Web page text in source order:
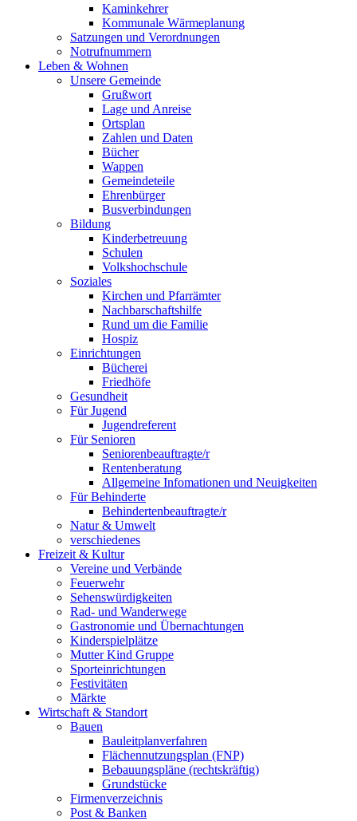
Kaminkehrer
Kommunale Wärmeplanung
Satzungen und Verordnungen
Notrufnummern
Leben & Wohnen
Unsere Gemeinde
Grußwort
Lage und Anreise
Ortsplan
Zahlen und Daten
Bücher
Wappen
Gemeindeteile
Ehrenbürger
Busverbindungen
Bildung
Kinderbetreuung
Schulen
Volkshochschule
Soziales
Kirchen und Pfarrämter
Nachbarschaftshilfe
Rund um die Familie
Hospiz
Einrichtungen
Bücherei
Friedhöfe
Gesundheit
Für Jugend
Jugendreferent
Für Senioren
Seniorenbeauftragte/r
Rentenberatung
Allgemeine Infomationen und Neuigkeiten
Für Behinderte
Behindertenbeauftragte/r
Natur & Umwelt
verschiedenes
Freizeit & Kultur
Vereine und Verbände
Feuerwehr
Sehenswürdigkeiten
Rad- und Wanderwege
Gastronomie und Übernachtungen
Kinderspielplätze
Mutter Kind Gruppe
Sporteinrichtungen
Festivitäten
Märkte
Wirtschaft & Standort
Bauen
Bauleitplanverfahren
Flächennutzungsplan (FNP)
Bebauungspläne (rechtskräftig)
Grundstücke
Firmenverzeichnis
Post & Banken